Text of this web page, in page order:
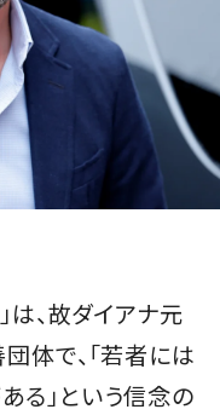
は、故ダイアナ元
体で、「若者には
る」という信念の